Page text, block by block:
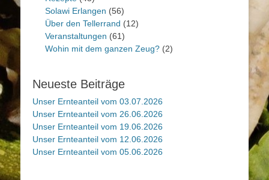
Solawi Erlangen (56)
Über den Tellerrand (12)
Veranstaltungen (61)
Wohin mit dem ganzen Zeug? (2)
Neueste Beiträge
Unser Ernteanteil vom 03.07.2026
Unser Ernteanteil vom 26.06.2026
Unser Ernteanteil vom 19.06.2026
Unser Ernteanteil vom 12.06.2026
Unser Ernteanteil vom 05.06.2026